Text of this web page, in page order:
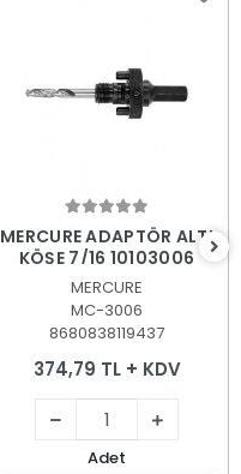
Sepete Ekle
MERCURE ADAPTÖR ALTI
KÖŞE 7/16 10103006
MERCURE
MC-3006
8680838119437
374,79 TL + KDV
Adet